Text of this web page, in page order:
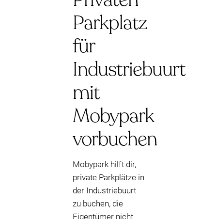
Parkplatz
für
Industriebuurt
mit
Mobypark
vorbuchen
Mobypark hilft dir,
private Parkplätze in
der Industriebuurt
zu buchen, die
Eigentümer nicht